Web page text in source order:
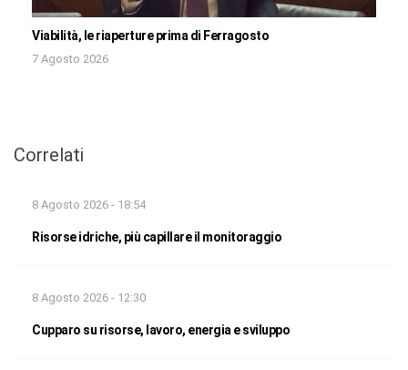
Viabilità, le riaperture prima di Ferragosto
7 Agosto 2026
Correlati
8 Agosto 2026 - 18:54
Risorse idriche, più capillare il monitoraggio
8 Agosto 2026 - 12:30
Cupparo su risorse, lavoro, energia e sviluppo